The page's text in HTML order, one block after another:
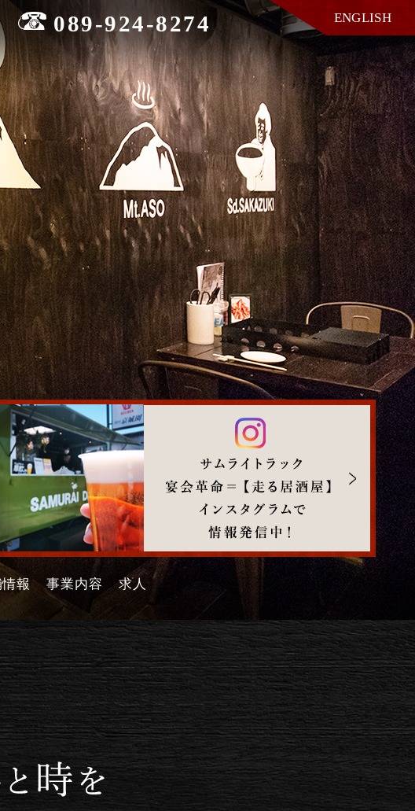
ENGLISH
089-924-8274
報 事業内容 求人